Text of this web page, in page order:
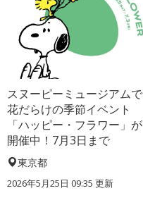
スヌーピーミュージアムで
花だらけの季節イベント
「ハッピー・フラワー」が
開催中！7月3日まで
東京都
2026年5月25日 09:35 更新